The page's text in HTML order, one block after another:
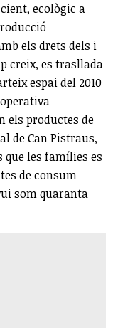
ecològic a
els drets dels i
creix, es trasllada
espai del 2010
els productes de
de Can Pistraus,
les famílies es
de consum
som quaranta